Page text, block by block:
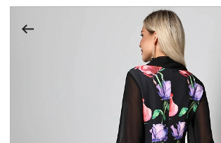
НОВИНКИ
РАСПРОДАЖА